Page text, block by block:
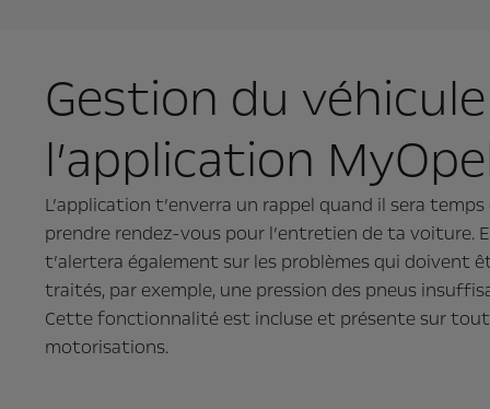
Gestion du
l’application
L’application t’enverra un rappel quand il sera temps
prendre rendez-vous pour l’entretien de ta voiture.
t’alertera également sur les problèmes qui doivent
traités, par exemple, une pression des pneus
Cette fonctionnalité est incluse et présente sur
motorisations.